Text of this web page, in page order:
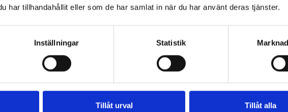
har tillhandahållit eller som de har samlat in när du har använt deras tjänster.
Inställningar Statistik
Tillåt urval Tillåt alla
Har
Den
kall
Läs